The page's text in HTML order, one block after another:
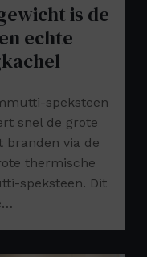
is de
echte
speksteen
snel de grote
branden via de
thermische
speksteen. Dit